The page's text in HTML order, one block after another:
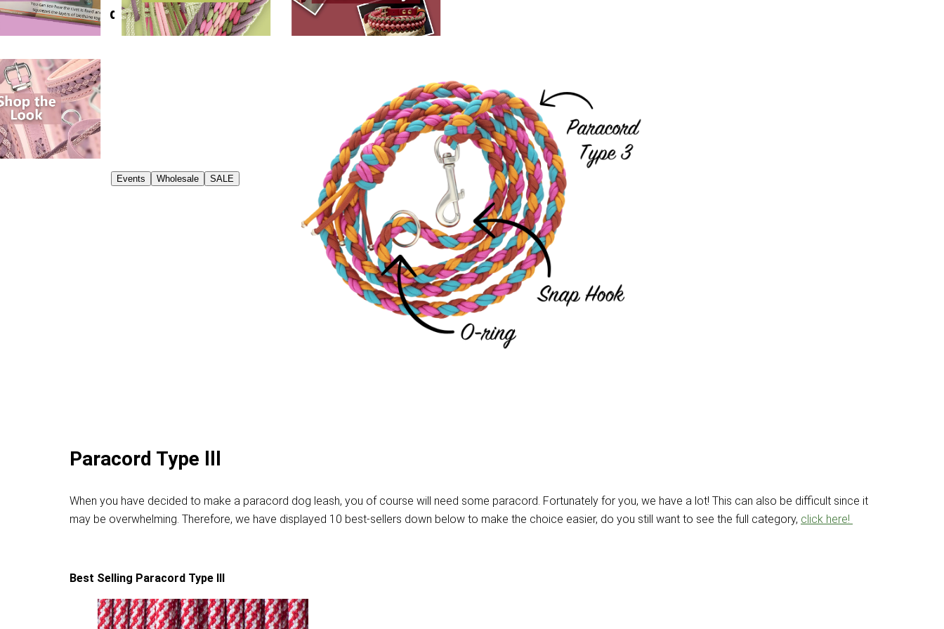
Events Wholesale SALE
What do you need?
Paracord Type lll
When you have decided to make a paracord dog leash, you of course will need some paracord. Fortunately for you, we have a lot! This can also be difficult since it
may be overwhelming. Therefore, we have displayed 10 best-sellers down below to make the choice easier, do you still want to see the full category, click here!
Best Selling Paracord Type lll